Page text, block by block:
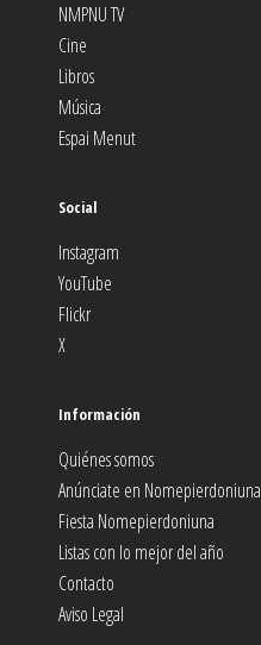
NMPNU TV
Cine
Libros
Música
Espai Menut
Social
Instagram
YouTube
Flickr
X
Información
Quiénes somos
Anúnciate en Nomepierdoniuna
Fiesta Nomepierdoniuna
Listas con lo mejor del año
Contacto
Aviso Legal